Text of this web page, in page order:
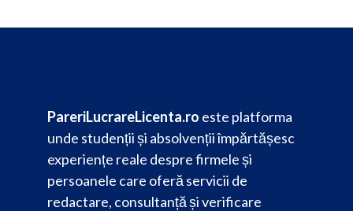
PareriLucrareLicenta.ro este platforma
unde studenții și absolvenții împărtășesc
experiențe reale despre firmele și
persoanele care oferă servicii de
redactare, consultanță și verificare